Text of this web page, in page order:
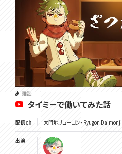
雑談
タイミーで働いてみた話
配信ch 大門地リューゴン・Ryugon Daimonji
出演